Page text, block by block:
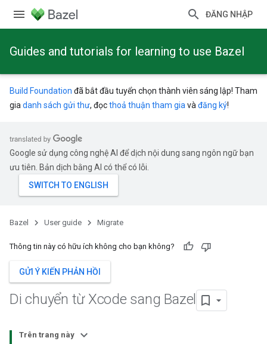
ĐĂNG NHẬP
Guides and tutorials for learning to use Bazel
Build Foundation đã bắt đầu tuyển chọn thành viên sáng lập! Tham
gia danh sách gửi thư, đọcthoả thuận tham gia và đăng ký!
Google sử dụng công nghệ AI để dịch nội dung sang ngôn ngữ bạn
ưu tiên. Bản dịch bằng AI có thể có lỗi.
Bazel User guide Migrate
Thông tin này có hữu ích không cho bạn không?
GỬI Ý KIẾN PHẢN HỒI
Di chuyển từ Xcode sang Bazel
Trên trang này